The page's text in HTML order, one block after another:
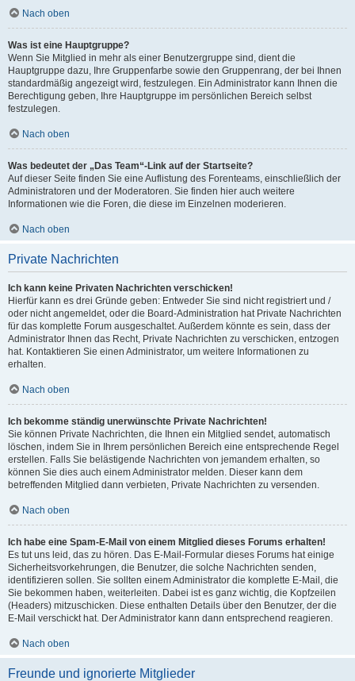
Nach oben
Was ist eine Hauptgruppe?
Wenn Sie Mitglied in mehr als einer Benutzergruppe sind, dient die
Hauptgruppe dazu, Ihre Gruppenfarbe sowie den Gruppenrang, der bei Ihnen
standardmäßig angezeigt wird, festzulegen. Ein Administrator kann Ihnen die
Berechtigung geben, Ihre Hauptgruppe im persönlichen Bereich selbst
festzulegen.
Nach oben
Was bedeutet der „Das Team“-Link auf der Startseite?
Auf dieser Seite finden Sie eine Auflistung des Forenteams, einschließlich der
Administratoren und der Moderatoren. Sie finden hier auch weitere
Informationen wie die Foren, die diese im Einzelnen moderieren.
Nach oben
Private Nachrichten
Ich kann keine Privaten Nachrichten verschicken!
Hierfür kann es drei Gründe geben: Entweder Sie sind nicht registriert und /
oder nicht angemeldet, oder die Board-Administration hat Private Nachrichten
für das komplette Forum ausgeschaltet. Außerdem könnte es sein, dass der
Administrator Ihnen das Recht, Private Nachrichten zu verschicken, entzogen
hat. Kontaktieren Sie einen Administrator, um weitere Informationen zu
erhalten.
Nach oben
Ich bekomme ständig unerwünschte Private Nachrichten!
Sie können Private Nachrichten, die Ihnen ein Mitglied sendet, automatisch
löschen, indem Sie in Ihrem persönlichen Bereich eine entsprechende Regel
erstellen. Falls Sie belästigende Nachrichten von jemandem erhalten, so
können Sie dies auch einem Administrator melden. Dieser kann dem
betreffenden Mitglied dann verbieten, Private Nachrichten zu versenden.
Nach oben
Ich habe eine Spam-E-Mail von einem Mitglied dieses Forums erhalten!
Es tut uns leid, das zu hören. Das E-Mail-Formular dieses Forums hat einige
Sicherheitsvorkehrungen, die Benutzer, die solche Nachrichten senden,
identifizieren sollen. Sie sollten einem Administrator die komplette E-Mail, die
Sie bekommen haben, weiterleiten. Dabei ist es ganz wichtig, die Kopfzeilen
(Headers) mitzuschicken. Diese enthalten Details über den Benutzer, der die
E-Mail verschickt hat. Der Administrator kann dann entsprechend reagieren.
Nach oben
Freunde und ignorierte Mitglieder